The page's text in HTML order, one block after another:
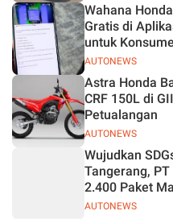
AUTONEWS
Wahana
Gratis di
untuk
AUTONEWS
Astra Honda
CRF 150L di
Petualangan
AUTONEWS
Wujudkan
Tangerang,
2.400 Paket